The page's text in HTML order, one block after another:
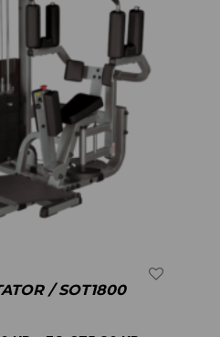
/ SOT1800